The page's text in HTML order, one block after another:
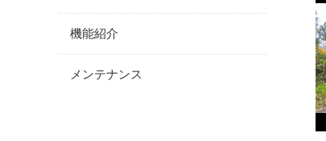
機能紹介
メンテナンス